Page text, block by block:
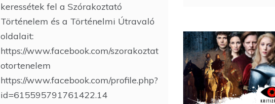
keressétek fel a Szórakoztató
Történelem és a Történelmi Útravaló
oldalait:
https://www.facebook.com/szorakoztat
otortenelem
https://www.facebook.com/profile.php?
id=615595791761422.14